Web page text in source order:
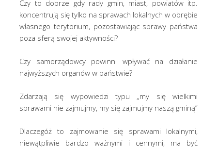
Czy to dobrze gdy rady gmin, miast, powiatów itp.
koncentrują się tylko na sprawach lokalnych w obrębie
własnego terytorium, pozostawiając sprawy państwa
poza sferą swojej aktywności?
Czy samorządowcy powinni wpływać na działanie
najwyższych organów w państwie?
Zdarzają się wypowiedzi typu „my się wielkimi
sprawami nie zajmujmy, my się zajmujmy naszą gminą”
Dlaczegóż to zajmowanie się sprawami lokalnymi,
niewątpliwie bardzo ważnymi i cennymi, ma być